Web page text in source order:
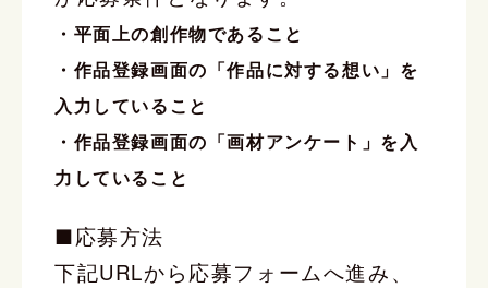
・平面上の創作物であること
・作品登録画面の「作品に対する想い」を
入力していること
・作品登録画面の「画材アンケート」を入
力していること
■応募方法
下記URLから応募フォームへ進み、